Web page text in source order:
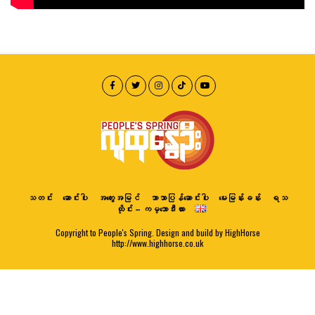
သတင်း ဆောင်းပါး အတွေးအမြင် ဘာသာပြန်ဆောင်းပါး မေးမြန်းခန်း
ရသ
ထိုင်း – ကမ္ဘောဒီးယား
Copyright to People's Spring. Design and build by HighHorse
http://www.highhorse.co.uk